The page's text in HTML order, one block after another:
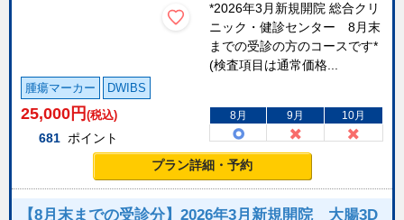
*2026年3月新規開院 総合クリ
ニック・健診センター 8月末
までの受診の方のコースです*
(検査項目は通常価格...
腫瘍マーカー DWIBS
25,000 円 (税込)
681 ポイント
8月 9月 10月
プラン詳細・予約
【8月末までの受診分】2026年3月新規開院 大腸3D